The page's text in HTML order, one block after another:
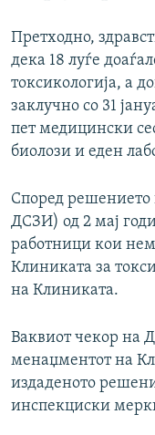
Претходно,
дека 18 луѓе
токсикологија, а
заклучно со 31
пет медицински
биолози и еден
Според решението
ДСЗИ) од 2 мај
работници кои
Клиниката за
на Клиниката.
Ваквиот чекор на
менаџментот на
издаденото
инспекциски